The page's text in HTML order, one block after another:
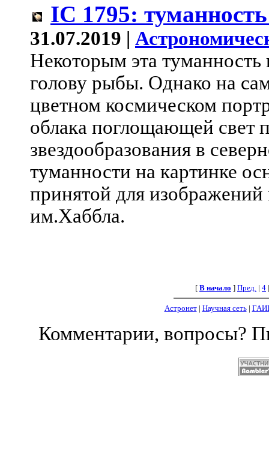
IC 1795:
31.07.2019 |
Некоторым эта
голову рыбы. Однако на
цветном космическом
облака поглощающей свет
звездообразования в
туманности на картинке
принятой для изображений
им.Хаббла.
[ В начало ] Пред. | 4
Астронет| Научная сеть|
Комментарии, вопросы?